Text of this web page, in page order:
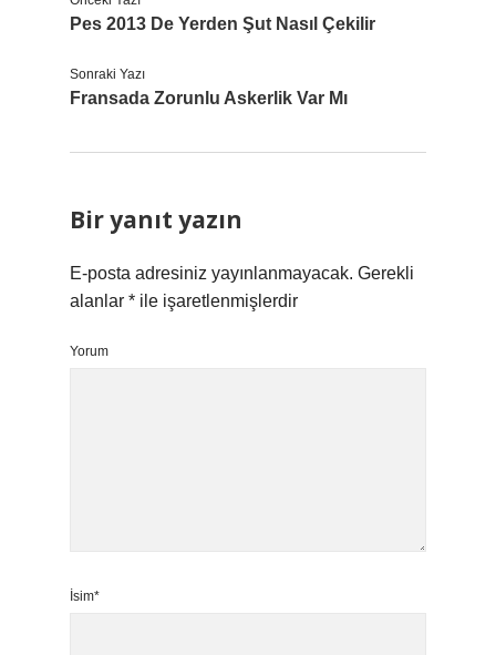
Pes 2013 De Yerden Şut Nasıl Çekilir
Sonraki Yazı
Fransada Zorunlu Askerlik Var Mı
Bir yanıt yazın
E-posta adresiniz yayınlanmayacak. Gerekli
alanlar * ile işaretlenmişlerdir
Yorum
İsim*